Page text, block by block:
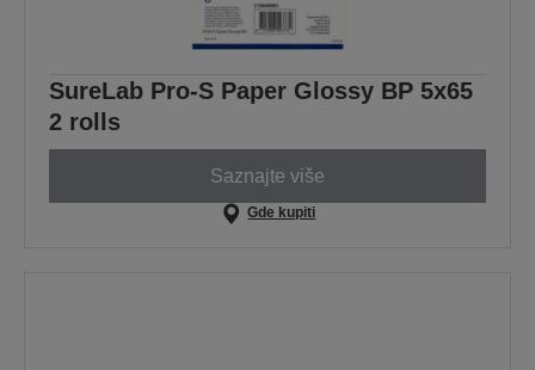
SureLab Pro-S Paper Glossy BP 5x65
2 rolls
Saznajte više
Gde kupiti